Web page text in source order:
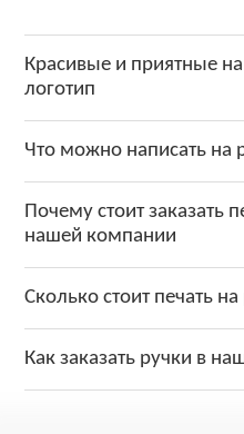
Красивые и приятные
логотип
Что можно написать на
Почему стоит заказать
нашей компании
Сколько стоит печать на
Как заказать ручки в